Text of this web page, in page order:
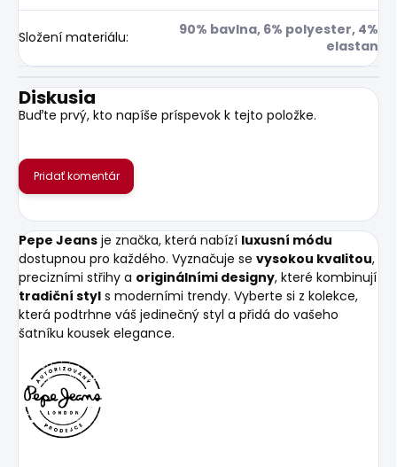
Složení materiálu:
90% bavlna, 6% polyester, 4%
elastan
Diskusia
Buďte prvý, kto napíše príspevok k tejto položke.
Pridať komentár
Pepe Jeans je značka, která nabízí luxusní módu
dostupnou pro každého. Vyznačuje se vysokou kvalitou,
precizními střihy a originálními designy, které kombinují
tradiční styl s moderními trendy. Vyberte si z kolekce,
která podtrhne váš jedinečný styl a přidá do vašeho
šatníku kousek elegance.